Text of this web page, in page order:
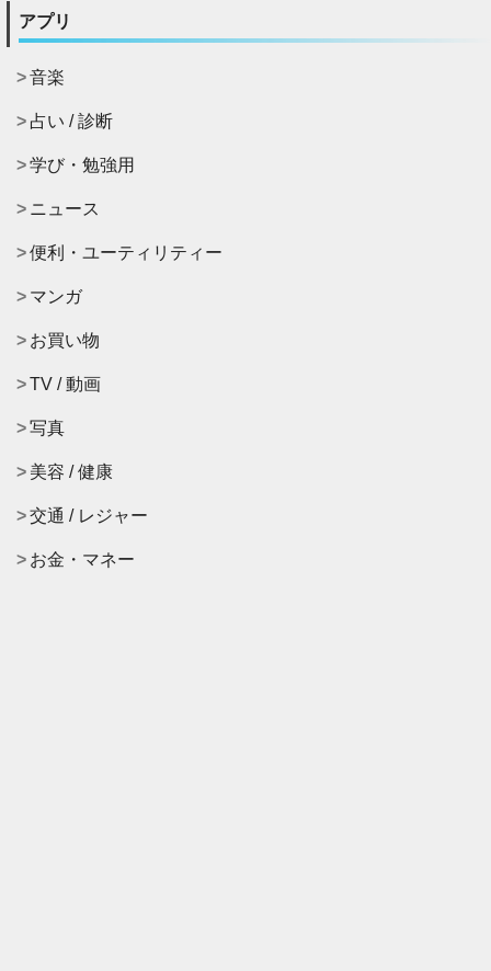
アプリ
音楽
占い / 診断
学び・勉強用
ニュース
便利・ユーティリティー
マンガ
お買い物
TV / 動画
写真
美容 / 健康
交通 / レジャー
お金・マネー